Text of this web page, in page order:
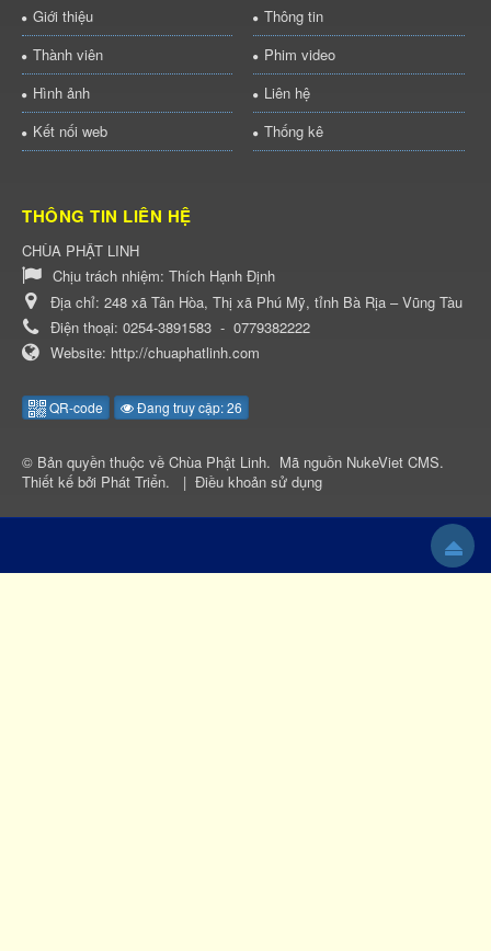
Giới thiệu
Thông tin
Thành viên
Phim video
Hình ảnh
Liên hệ
Kết nối web
Thống kê
THÔNG TIN LIÊN HỆ
CHÙA PHẬT LINH
Chịu trách nhiệm: Thích Hạnh Định
Địa chỉ: 248 xã Tân Hòa, Thị xã Phú Mỹ, tỉnh Bà Rịa – Vũng Tàu
Điện thoại: 0254-3891583 - 0779382222
Website: http://chuaphatlinh.com
QR-code Đang truy cập: 26
© Bản quyền thuộc về Chùa Phật Linh. Mã nguồn NukeViet CMS.
Thiết kế bởi Phát Triển. | Điều khoản sử dụng